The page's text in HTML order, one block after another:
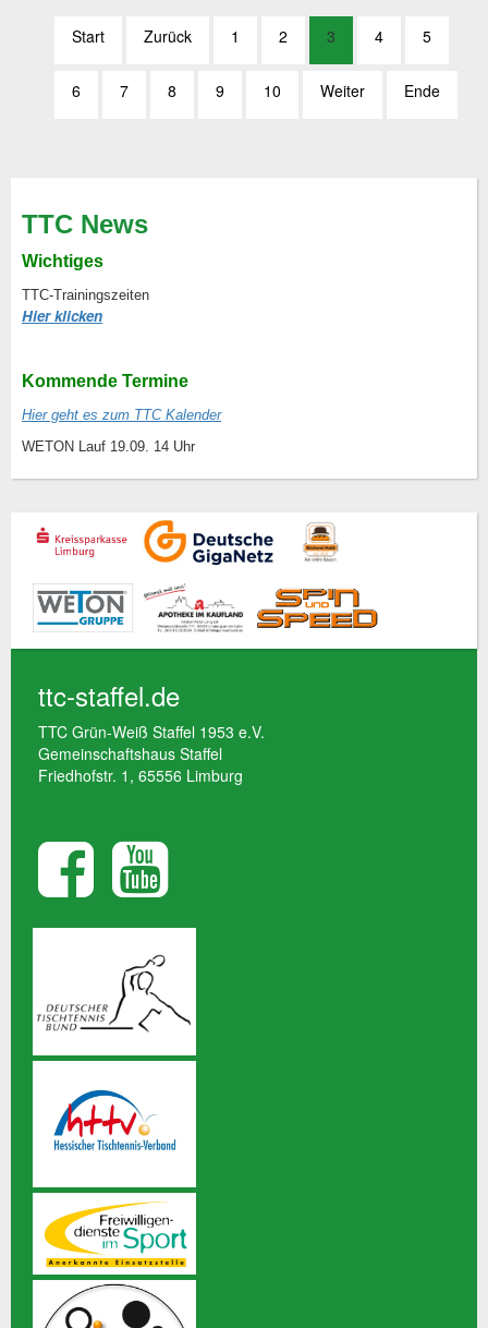
Start Zurück 1 2 3 4 5
6 7 8 9 10 Weiter Ende
TTC News
Wichtiges
TTC-Trainingszeiten
Hier klicken
Kommende Termine
Hier geht es zum TTC Kalender
WETON Lauf 19.09. 14 Uhr
ttc-staffel.de
TTC Grün-Weiß Staffel 1953 e.V.
Gemeinschaftshaus Staffel
Friedhofstr. 1, 65556 Limburg